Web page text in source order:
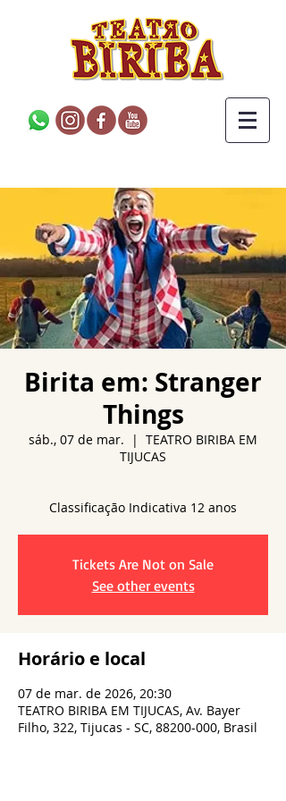
Birita em: Stranger
Things
sáb., 07 de mar.
  |
TEATRO BIRIBA EM
TIJUCAS
Tickets Are Not on Sale
See other events
Horário e local
07 de mar. de 2026, 20:30
TEATRO BIRIBA EM TIJUCAS, Av. Bayer
Filho, 322, Tijucas - SC, 88200-000, Brasil